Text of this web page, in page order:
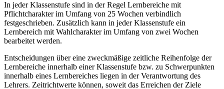
In jeder Klassenstufe sind in der Regel Lernbereiche mit
Pflichtcharakter im Umfang von 25 Wochen verbindlich
festgeschrieben. Zusätzlich kann in jeder Klassenstufe ein
Lernbereich mit Wahlcharakter im Umfang von zwei Wochen
bearbeitet werden.
Entscheidungen über eine zweckmäßige zeitliche Reihenfolge der
Lernbereiche innerhalb einer Klassenstufe bzw. zu Schwerpunkten
innerhalb eines Lernbereiches liegen in der Verantwortung des
Lehrers. Zeitrichtwerte können, soweit das Erreichen der Ziele